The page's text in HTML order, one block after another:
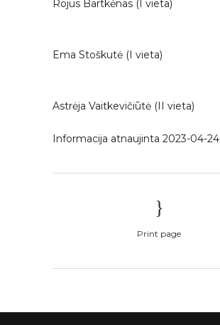
Rojus Bartkėnas (I vieta)
Ema Stoškutė (I vieta)
Astrėja Vaitkevičiūtė (II vieta)
Informacija atnaujinta 2023-04-24
Print page